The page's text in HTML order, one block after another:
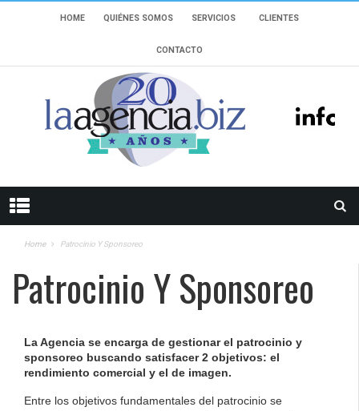
HOME QUIÉNES SOMOS SERVICIOS CLIENTES
CONTACTO
Home Patrocinio Y Sponsoreo
Patrocinio Y Sponsoreo
La Agencia se encarga de gestionar el patrocinio y
sponsoreo buscando satisfacer 2 objetivos: el
rendimiento comercial y el de imagen.
Entre los objetivos fundamentales del patrocinio se